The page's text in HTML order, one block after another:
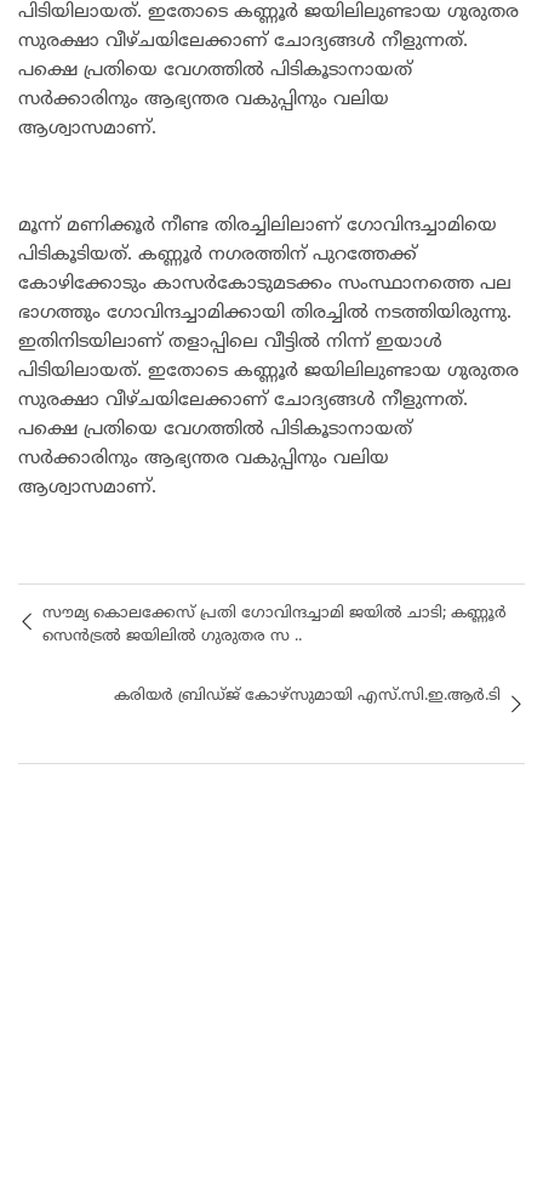
പിടിയിലായത്. ഇതോടെ കണ്ണൂർ ജയിലിലുണ്ടായ ഗുരുതര
സുരക്ഷാ വീഴ്ചയിലേക്കാണ് ചോദ്യങ്ങൾ നീളുന്നത്.
പക്ഷെ പ്രതിയെ വേഗത്തിൽ പിടികൂടാനായത്
സർക്കാരിനും ആഭ്യന്തര വകുപ്പിനും വലിയ
ആശ്വാസമാണ്.
മൂന്ന് മണിക്കൂർ നീണ്ട തിരച്ചിലിലാണ് ഗോവിന്ദച്ചാമിയെ
പിടികൂടിയത്. കണ്ണൂർ നഗരത്തിന് പുറത്തേക്ക്
കോഴിക്കോടും കാസർകോടുമടക്കം സംസ്ഥാനത്തെ പല
ഭാഗത്തും ഗോവിന്ദച്ചാമിക്കായി തിരച്ചിൽ നടത്തിയിരുന്നു.
ഇതിനിടയിലാണ് തളാപ്പിലെ വീട്ടിൽ നിന്ന് ഇയാൾ
പിടിയിലായത്. ഇതോടെ കണ്ണൂർ ജയിലിലുണ്ടായ ഗുരുതര
സുരക്ഷാ വീഴ്ചയിലേക്കാണ് ചോദ്യങ്ങൾ നീളുന്നത്.
പക്ഷെ പ്രതിയെ വേഗത്തിൽ പിടികൂടാനായത്
സർക്കാരിനും ആഭ്യന്തര വകുപ്പിനും വലിയ
ആശ്വാസമാണ്.
സൗമ്യ കൊലക്കേസ് പ്രതി ഗോവിന്ദച്ചാമി ജയിൽ ചാടി; കണ്ണൂർ
സെൻട്രൽ ജയിലിൽ ഗുരുതര സ ..
കരിയർ ബ്രിഡ്ജ് കോഴ്സുമായി എസ്.സി.ഇ.ആർ.ടി